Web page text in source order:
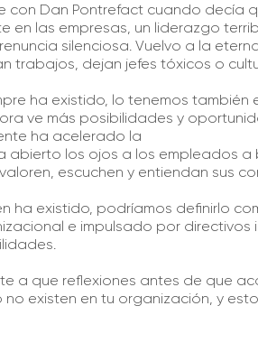
con Dan Pontrefact cuando decía
en las empresas, un liderazgo
silenciosa. Vuelvo a la
trabajos, dejan jefes tóxicos o
ha existido, lo tenemos también
ve más posibilidades y
ha acelerado la
abierto los ojos a los empleados
escuchen y entiendan sus
ha existido, podríamos definirlo
e impulsado por
a que reflexiones antes de que
existen en tu organización, y